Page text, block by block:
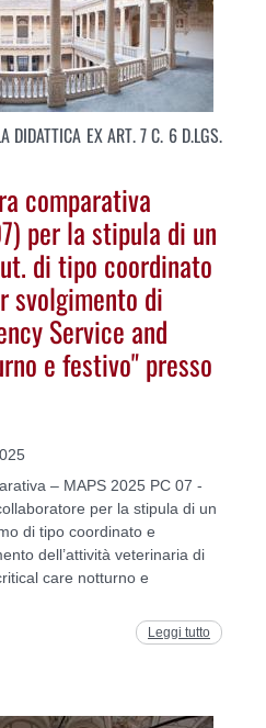
DIDATTICA EX ART. 7 C. 6 D.LGS.
comparativa
per la stipula di un
di tipo coordinato
svolgimento di
Service and
e festivo" presso
– MAPS 2025 PC 07 -
per la stipula di un
di tipo coordinato e
dell’attività veterinaria di
care notturno e
Leggi tutto